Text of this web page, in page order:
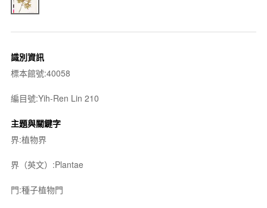
識別資訊
標本館號:40058
編目號:Yih-Ren Lin 210
主題與關鍵字
界:植物界
界（英文）:Plantae
門:種子植物門